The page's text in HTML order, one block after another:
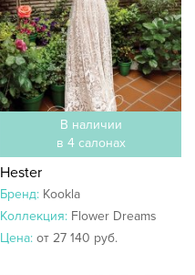
В наличии
в 4 салонах
Hester
Бренд: Kookla
Коллекция: Flower Dreams
Цена: от 27 140 руб.